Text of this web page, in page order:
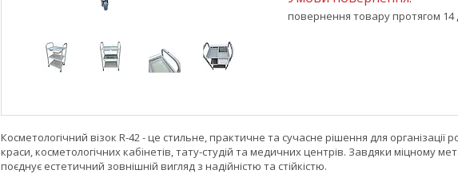
повернення товару протягом 14
Косметологічний візок R-42 - це стильне, практичне та сучасне рішення для організації
краси, косметологічних кабінетів, тату-студій та медичних центрів. Завдяки міцному
поєднує естетичний зовнішній вигляд з надійністю та стійкістю.